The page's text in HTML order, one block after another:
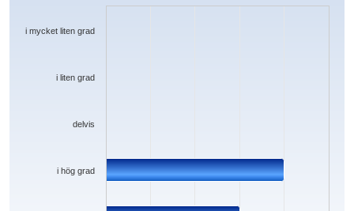
The chart has 1 X axis displaying categories.
i hög grad
delvis
i liten grad
i mycket liten grad